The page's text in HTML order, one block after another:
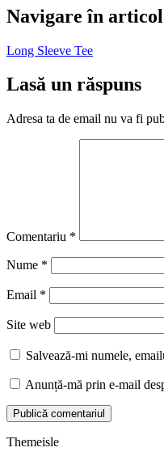
Navigare în
Long Sleeve Tee
Lasă un răspuns
Adresa ta de email nu va fi
Comentariu *
Nume *
Email *
Site web
Salvează-mi numele,
Anunță-mă prin e-mail
Themeisle